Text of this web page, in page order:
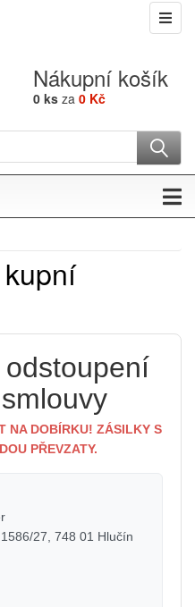
Nákupní košík
0 ks za 0 Kč
NA DOBÍRKU! ZÁSILKY S
PŘEVZATY.
27, 748 01 Hlučín